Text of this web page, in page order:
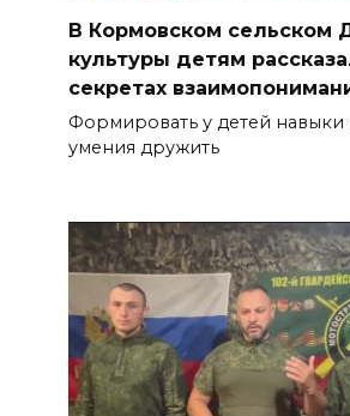
В Кормовском сельском
культуры детям
секретах
Формировать у детей
умения дружить